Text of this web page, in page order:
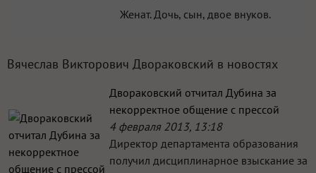
Женат. Дочь, сын, двое внуков.
Вячеслав Викторович Двораковский в новостях
Двораковский отчитал Дубина за
некорректное общение с прессой
4 февраля 2013, 13:18
Директор департамента образования
получил дисциплинарное взыскание за